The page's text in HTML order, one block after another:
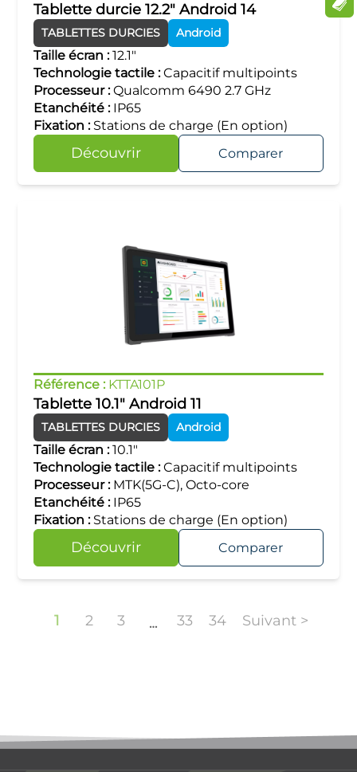
Tablette durcie 12.2" Android 14
TABLETTES DURCIES Android
Taille écran :12.1"
Technologie tactile :Capacitif multipoints
Processeur :Qualcomm 6490 2.7 GHz
Etanchéité : IP65
Fixation : Stations de charge (En option)
Découvrir Comparer
Référence : KTTA101P
Tablette 10.1" Android 11
TABLETTES DURCIES Android
Taille écran :10.1"
Technologie tactile :Capacitif multipoints
Processeur : MTK(5G-C), Octo-core
Etanchéité : IP65
Fixation : Stations de charge (En option)
Découvrir Comparer
1 2 3 … 33 34 Suivant >